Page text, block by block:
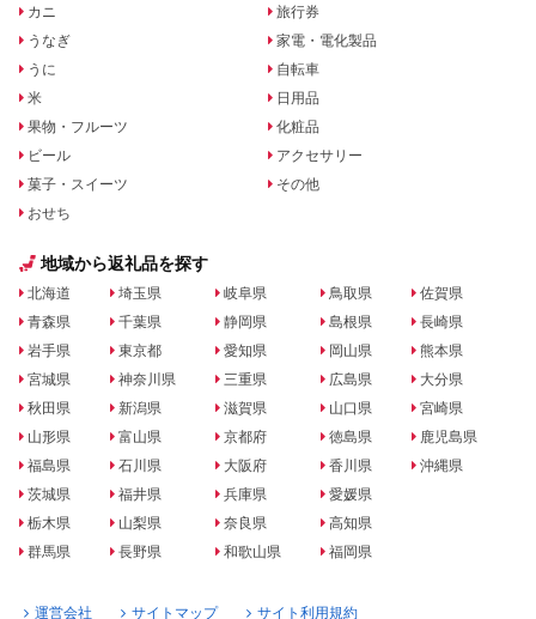
カニ
うなぎ
うに
米
果物・フルーツ
ビール
菓子・スイーツ
おせち
旅行券
家電・電化製品
自転車
日用品
化粧品
アクセサリー
その他
地域から返礼品を探す
北海道
青森県
岩手県
宮城県
秋田県
山形県
福島県
茨城県
栃木県
群馬県
埼玉県
千葉県
東京都
神奈川県
新潟県
富山県
石川県
福井県
山梨県
長野県
岐阜県
静岡県
愛知県
三重県
滋賀県
京都府
大阪府
兵庫県
奈良県
和歌山県
鳥取県
島根県
岡山県
広島県
山口県
徳島県
香川県
愛媛県
高知県
福岡県
佐賀県
長崎県
熊本県
大分県
宮崎県
鹿児島県
沖縄県
運営会社 サイトマップ サイト利用規約